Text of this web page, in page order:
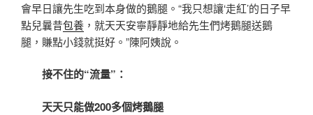
會早日讓先生吃到本身做的鵝腿。“我只想讓‘走紅’的日子早
點兒曩昔包養 ，就天天安寧靜靜地給先生們烤鵝腿送鵝
腿，賺點小錢就挺好。”陳阿姨說。
接不住的“流量”：
天天只能做200多個烤鵝腿